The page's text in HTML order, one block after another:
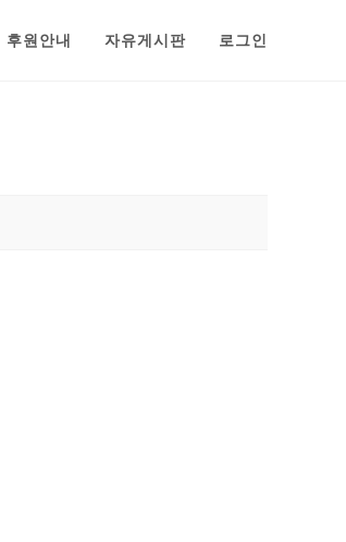
후원안내 자유게시판 로그인